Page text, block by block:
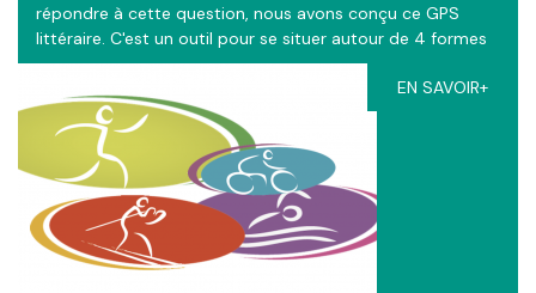
répondre à cette question, nous avons conçu ce GPS
littéraire. C'est un outil pour se situer autour de 4 formes
de narration héroïque. Nous l'avons conçu à partir des 4
Evangiles, ces 4 narrations différentes de la vie de Jésus.
Un logiciel primé.
EN SAVOIR+